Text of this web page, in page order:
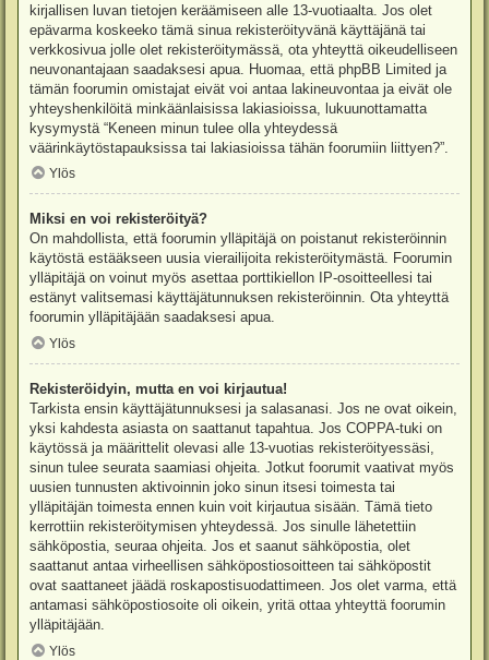
kirjallisen luvan tietojen keräämiseen alle 13-vuotiaalta. Jos olet
epävarma koskeeko tämä sinua rekisteröityvänä käyttäjänä tai
verkkosivua jolle olet rekisteröitymässä, ota yhteyttä oikeudelliseen
neuvonantajaan saadaksesi apua. Huomaa, että phpBB Limited ja
tämän foorumin omistajat eivät voi antaa lakineuvontaa ja eivät ole
yhteyshenkilöitä minkäänlaisissa lakiasioissa, lukuunottamatta
kysymystä “Keneen minun tulee olla yhteydessä
väärinkäytöstapauksissa tai lakiasioissa tähän foorumiin liittyen?”.
Ylös
Miksi en voi rekisteröityä?
On mahdollista, että foorumin ylläpitäjä on poistanut rekisteröinnin
käytöstä estääkseen uusia vierailijoita rekisteröitymästä. Foorumin
ylläpitäjä on voinut myös asettaa porttikiellon IP-osoitteellesi tai
estänyt valitsemasi käyttäjätunnuksen rekisteröinnin. Ota yhteyttä
foorumin ylläpitäjään saadaksesi apua.
Ylös
Rekisteröidyin, mutta en voi kirjautua!
Tarkista ensin käyttäjätunnuksesi ja salasanasi. Jos ne ovat oikein,
yksi kahdesta asiasta on saattanut tapahtua. Jos COPPA-tuki on
käytössä ja määrittelit olevasi alle 13-vuotias rekisteröityessäsi,
sinun tulee seurata saamiasi ohjeita. Jotkut foorumit vaativat myös
uusien tunnusten aktivoinnin joko sinun itsesi toimesta tai
ylläpitäjän toimesta ennen kuin voit kirjautua sisään. Tämä tieto
kerrottiin rekisteröitymisen yhteydessä. Jos sinulle lähetettiin
sähköpostia, seuraa ohjeita. Jos et saanut sähköpostia, olet
saattanut antaa virheellisen sähköpostiosoitteen tai sähköpostit
ovat saattaneet jäädä roskapostisuodattimeen. Jos olet varma, että
antamasi sähköpostiosoite oli oikein, yritä ottaa yhteyttä foorumin
ylläpitäjään.
Ylös